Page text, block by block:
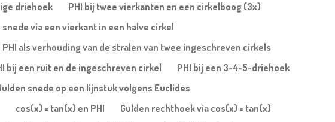
driehoek
PHI bij twee vierkanten en een cirkelboog (3x)
snede via een vierkant in een halve cirkel
PHI als verhouding van de stralen van twee ingeschreven cirkels
bij een ruit en de ingeschreven cirkel
PHI bij een 3-4-5-driehoek
snede op een lijnstuk volgens Euclides
cos(x) = tan(x) en PHI
Gulden rechthoek via cos(x) = tan(x)